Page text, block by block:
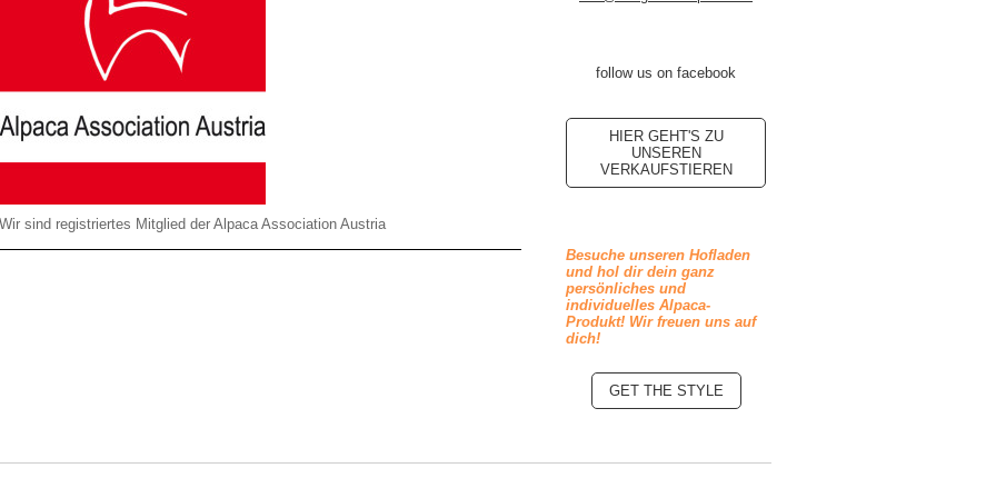
Wir sind registriertes Mitglied der Alpaca Association Austria
follow us on facebook
HIER GEHT'S ZU
UNSEREN
VERKAUFSTIEREN
Besuche unseren Hofladen
und hol dir dein ganz
persönliches und
individuelles Alpaca-
Produkt! Wir freuen uns auf
dich!
GET THE STYLE